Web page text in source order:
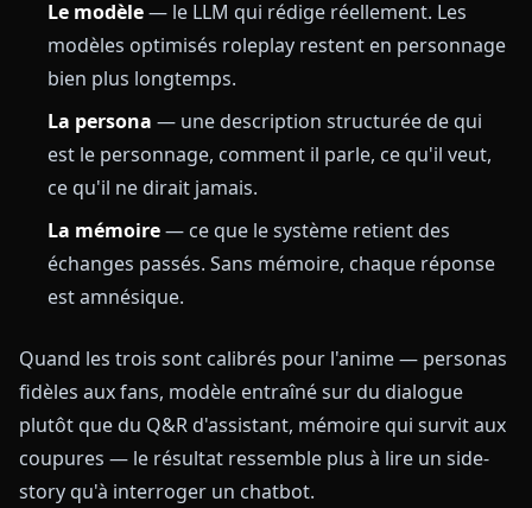
Le modèle— le LLM qui rédige réellement. Les
modèles optimisés roleplay restent en personnage
bien plus longtemps.
La persona — une description structurée de qui
est le personnage, comment il parle, ce qu'il veut,
ce qu'il ne dirait jamais.
La mémoire— ce que le système retient des
échanges passés. Sans mémoire, chaque réponse
est amnésique.
Quand les trois sont calibrés pour l'anime — personas
fidèles aux fans, modèle entraîné sur du dialogue
plutôt que du Q&R d'assistant, mémoire qui survit aux
coupures — le résultat ressemble plus à lire un side-
story qu'à interroger un chatbot.